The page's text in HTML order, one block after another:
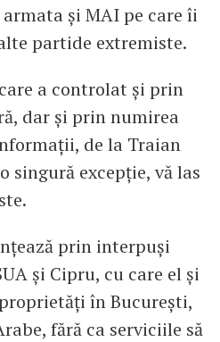
și MAI pe care îi
partide extremiste.
a controlat și prin
dar și prin numirea
de la Traian
singură excepție, vă las
prin interpuși
și Cipru, cu care el și
în București,
fără ca serviciile să